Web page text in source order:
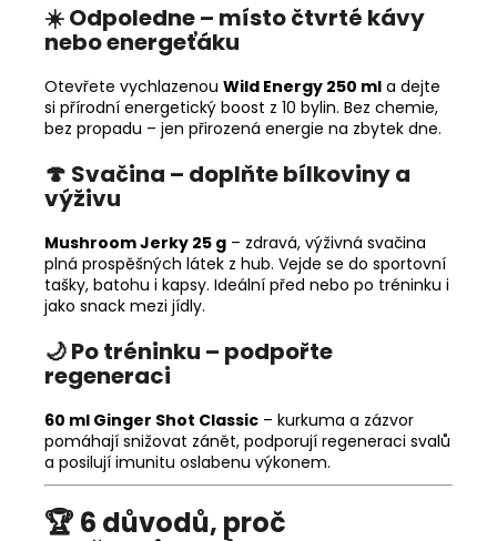
☀️ Odpoledne – místo čtvrté kávy
nebo energeťáku
Otevřete vychlazenou Wild Energy 250 ml a dejte
si přírodní energetický boost z 10 bylin. Bez chemie,
bez propadu – jen přirozená energie na zbytek dne.
🍄 Svačina – doplňte bílkoviny a
výživu
Mushroom Jerky 25 g – zdravá, výživná svačina
plná prospěšných látek z hub. Vejde se do sportovní
tašky, batohu i kapsy. Ideální před nebo po tréninku i
jako snack mezi jídly.
🌙 Po tréninku – podpořte
regeneraci
60 ml Ginger Shot Classic – kurkuma a zázvor
pomáhají snižovat zánět, podporují regeneraci svalů
a posilují imunitu oslabenu výkonem.
🏆 6 důvodů, proč